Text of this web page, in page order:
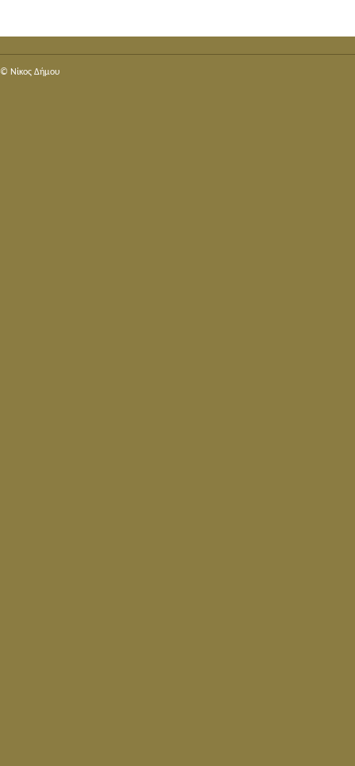
© Nίκος Δήμου